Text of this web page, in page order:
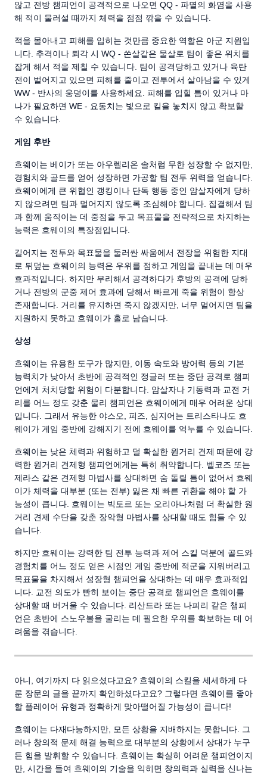
않고 전방 챔피언이 공격적으로 나오면 QQ - 파멸의 화염을 사용
해 적이 물러설 때까지 체력을 점점 깎을 수 있습니다.
적을 몰아내고 피해를 입히는 것만큼 중요한 역할은 아군 지원입
니다. 추격이나 퇴각 시 WQ - 쏜살같은 물살로 팀이 좋은 위치를
잡게 해서 적을 제칠 수 있습니다. 팀이 공격당하고 있거나 육탄
전이 벌어지고 있으면 피해를 줄이고 전투에서 살아남을 수 있게
WW - 반사의 웅덩이를 사용하세요. 피해를 입힐 틈이 있거나 마
나가 필요하면 WE - 요동치는 빛으로 킬을 놓치지 않고 확보할
수 있습니다.
게임 후반
흐웨이는 베이가 또는 아우렐리온 솔처럼 무한 성장할 수 없지만,
경험치와 골드를 얻어 성장하면 가공할 팀 전투 위력을 얻습니다.
흐웨이에게 큰 위협인 갱킹이나 단독 행동 중인 암살자에게 당하
지 않으려면 팀과 멀어지지 않도록 조심해야 합니다. 집결해서 팀
과 함께 움직이는 데 중점을 두고 목표물을 전략적으로 차지하는
능력은 흐웨이의 특장점입니다.
길어지는 전투와 목표물을 둘러싼 싸움에서 전장을 위험한 지대
로 뒤덮는 흐웨이의 능력은 우위를 점하고 게임을 끝내는 데 매우
효과적입니다. 하지만 무리해서 공격하다가 후방의 공격에 당하
거나 전방의 군중 제어 효과에 당해서 빠르게 죽을 위험이 항상
존재합니다. 거리를 유지하면 죽지 않겠지만, 너무 멀어지면 팀을
지원하지 못하고 흐웨이가 홀로 남습니다.
상성
흐웨이는 유용한 도구가 많지만, 이동 속도와 방어력 등의 기본
능력치가 낮아서 초반에 공격적인 정글러 또는 중단 공격로 챔피
언에게 처치당할 위험이 다분합니다. 암살자나 기동력과 교전 거
리를 어느 정도 갖춘 물리 챔피언은 흐웨이에게 매우 어려운 상대
입니다. 그래서 유능한 야스오, 피즈, 심지어는 트리스타나도 흐
웨이가 게임 중반에 강해지기 전에 흐웨이를 억누를 수 있습니다.
흐웨이는 낮은 체력과 위험하고 덜 확실한 원거리 견제 때문에 강
력한 원거리 견제형 챔피언에게는 특히 취약합니다. 벨코즈 또는
제라스 같은 견제형 마법사를 상대하면 숨 돌릴 틈이 없어서 흐웨
이가 체력을 대부분 (또는 전부) 잃은 채 빠른 귀환을 해야 할 가
능성이 큽니다. 흐웨이는 빅토르 또는 오리아나처럼 더 확실한 원
거리 견제 수단을 갖춘 장악형 마법사를 상대할 때도 힘들 수 있
습니다.
하지만 흐웨이는 강력한 팀 전투 능력과 제어 스킬 덕분에 골드와
경험치를 어느 정도 얻은 시점인 게임 중반에 적군을 지워버리고
목표물을 차지해서 성장형 챔피언을 상대하는 데 매우 효과적입
니다. 교전 의도가 빤히 보이는 중단 공격로 챔피언은 흐웨이를
상대할 때 버거울 수 있습니다. 리산드라 또는 나피리 같은 챔피
언은 초반에 스노우볼을 굴리는 데 필요한 우위를 확보하는 데 어
려움을 겪습니다.
아니, 여기까지 다 읽으셨다고요? 흐웨이의 스킬을 세세하게 다
룬 장문의 글을 끝까지 확인하셨다고요? 그렇다면 흐웨이를 좋아
할 플레이어 유형과 정확하게 맞아떨어질 가능성이 큽니다!
흐웨이는 다재다능하지만, 모든 상황을 지배하지는 못합니다. 그
러나 창의적 문제 해결 능력으로 대부분의 상황에서 상대가 누구
든 힘을 발휘할 수 있습니다. 흐웨이는 확실히 어려운 챔피언이지
만, 시간을 들여 흐웨이의 기술을 익히면 창의력과 실력을 신나는